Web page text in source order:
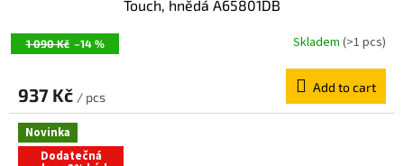
1 090 Kč –14 %
Touch, hnědá A65801DB
Skladem (>1 pcs)
937 Kč / pcs
Add to cart
Novinka
Dodatečná